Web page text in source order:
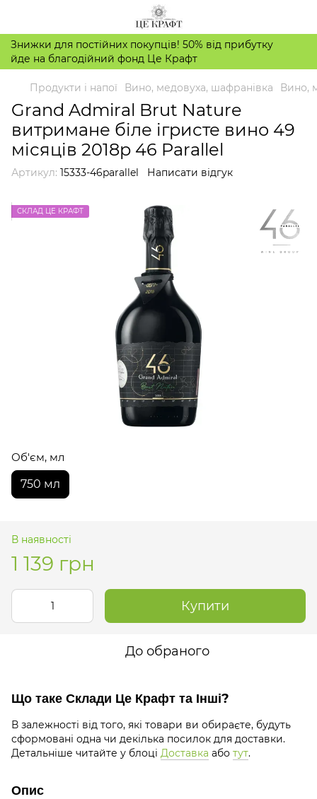
Знижки для постійних покупців! 50% від прибутку
йде на благодійний фонд Це Крафт
Продукти і напої Вино, медовуха, шафранівка Вино,
Grand Admiral Brut Nature
витримане біле ігристе вино 49
місяців 2018р 46 Parallel
Артикул: 15333-46parallel Написати відгук
СКЛАД ЦЕ КРАФТ
Об'єм, мл
750 мл
В наявності
1 139 грн
Купити
До обраного
Що таке Склади Це Крафт та Інші?
В залежності від того, які товари ви обираєте, будуть
сформовані одна чи декілька посилок для доставки.
Детальніше читайте у блоці Доставка або тут.
Опис